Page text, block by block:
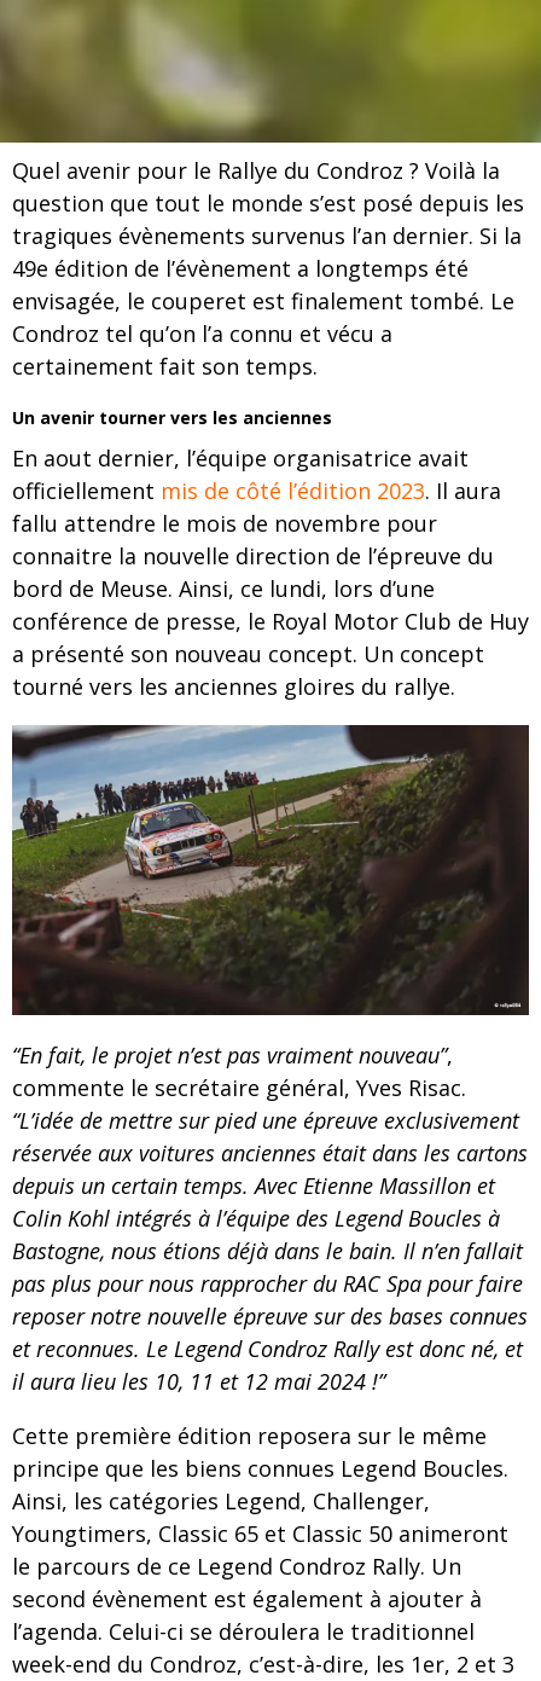
Quel avenir pour le Rallye du Condroz ? Voilà la
question que tout le monde s’est posé depuis les
tragiques évènements survenus l’an dernier. Si la
49e édition de l’évènement a longtemps été
envisagée, le couperet est finalement tombé. Le
Condroz tel qu’on l’a connu et vécu a
certainement fait son temps.
Un avenir tourner vers les anciennes
En aout dernier, l’équipe organisatrice avait
officiellement mis de côté l’édition 2023. Il aura
fallu attendre le mois de novembre pour
connaitre la nouvelle direction de l’épreuve du
bord de Meuse. Ainsi, ce lundi, lors d’une
conférence de presse, le Royal Motor Club de Huy
a présenté son nouveau concept. Un concept
tourné vers les anciennes gloires du rallye.
“En fait, le projet n’est pas vraiment nouveau”,
commente le secrétaire général, Yves Risac.
“L’idée de mettre sur pied une épreuve exclusivement
réservée aux voitures anciennes était dans les cartons
depuis un certain temps. Avec Etienne Massillon et
Colin Kohl intégrés à l’équipe des Legend Boucles à
Bastogne, nous étions déjà dans le bain. Il n’en fallait
pas plus pour nous rapprocher du RAC Spa pour faire
reposer notre nouvelle épreuve sur des bases connues
et reconnues. Le Legend Condroz Rally est donc né, et
il aura lieu les 10, 11 et 12 mai 2024 !”
Cette première édition reposera sur le même
principe que les biens connues Legend Boucles.
Ainsi, les catégories Legend, Challenger,
Youngtimers, Classic 65 et Classic 50 animeront
le parcours de ce Legend Condroz Rally. Un
second évènement est également à ajouter à
l’agenda. Celui-ci se déroulera le traditionnel
week-end du Condroz, c’est-à-dire, les 1er, 2 et 3